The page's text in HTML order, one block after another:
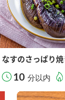
なすのさっぱり
10 分以内